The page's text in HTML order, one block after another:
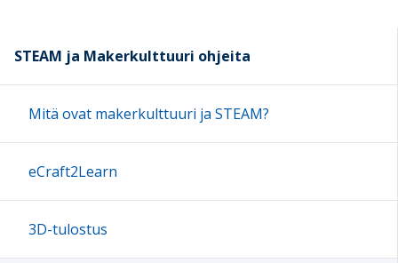
STEAM ja Makerkulttuuri ohjeita
Mitä ovat makerkulttuuri ja STEAM?
eCraft2Learn
3D-tulostus